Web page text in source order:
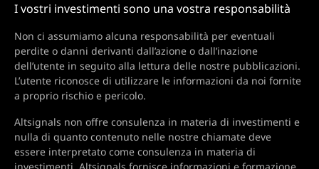
I vostri investimenti sono una vostra responsabilità
Non ci assumiamo alcuna responsabilità per eventuali
perdite o danni derivanti dall’azione o dall’inazione
dell’utente in seguito alla lettura delle nostre pubblicazioni.
L’utente riconosce di utilizzare le informazioni da noi fornite
a proprio rischio e pericolo.
Altsignals non offre consulenza in materia di investimenti e
nulla di quanto contenuto nelle nostre chiamate deve
essere interpretato come consulenza in materia di